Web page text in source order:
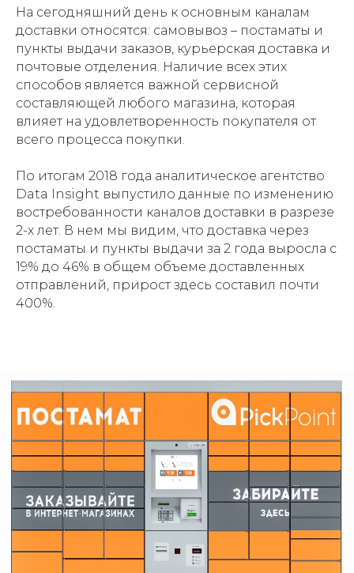
На сегодняшний день к основным каналам
доставки относятся: самовывоз – постаматы и
пункты выдачи заказов, курьерская доставка и
почтовые отделения. Наличие всех этих
способов является важной сервисной
составляющей любого магазина, которая
влияет на удовлетворенность покупателя от
всего процесса покупки.
По итогам 2018 года аналитическое агентство
Data Insight выпустило данные по изменению
востребованности каналов доставки в разрезе
2-х лет. В нем мы видим, что доставка через
постаматы и пункты выдачи за 2 года выросла с
19% до 46% в общем объеме доставленных
отправлений, прирост здесь составил почти
400%.